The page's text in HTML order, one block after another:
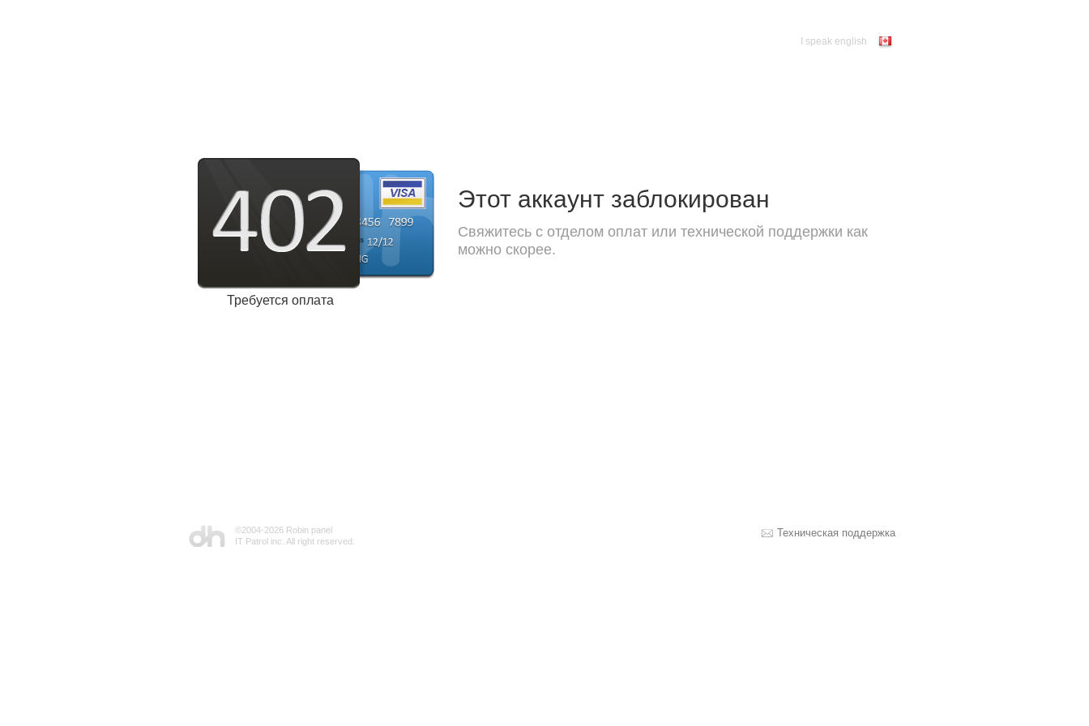
I speak english
Требуется оплата
Этот аккаунт заблокирован
Свяжитесь с отделом оплат или технической поддержки как
можно скорее.
Техническая поддержка
©2004-2026 Robin panel
IT Patrol inc. All right reserved.